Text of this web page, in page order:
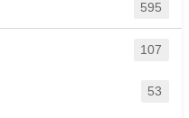
595
107
53